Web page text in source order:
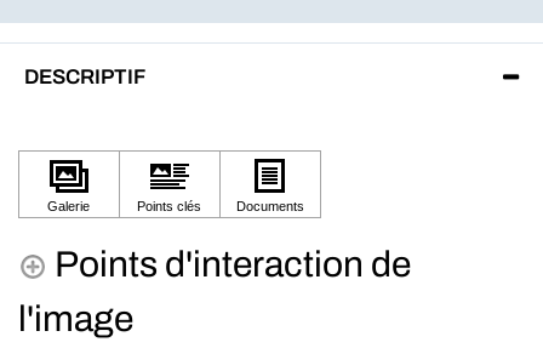
DESCRIPTIF
Points d'interaction de
l'image